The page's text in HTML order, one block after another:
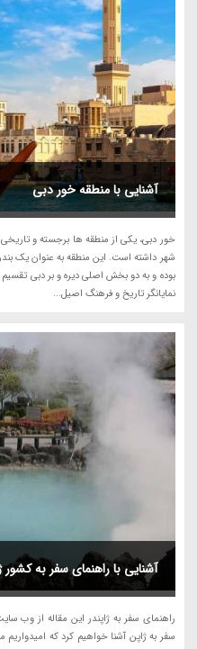
آشنایی با منطقه خور دبی
خور دبی، یکی از منطقه ها برجسته و
شهر داشته است. این منطقه به عنوان یک بندر
بوده و به دو بخش اصلی دیره و بر دبی
نمایانگر تاریخ و فرهنگ اصیل...
آشنایی با راهنمای سفر به کشور
راهنمای سفر به ژاپندر این مقاله از وب
سفر به ژاپن آشنا خواهیم کرد که امیدواریم